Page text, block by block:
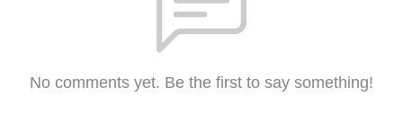
No comments yet. Be the first to say something!